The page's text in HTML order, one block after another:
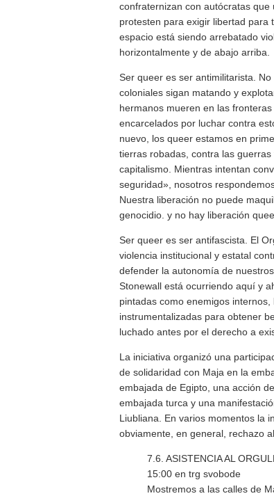
confraternizan con autócratas
protesten para exigir libertad para
espacio está siendo arrebatado
horizontalmente y de abajo arriba.
Ser queer es ser antimilitarista.
coloniales sigan matando y
hermanos mueren en las
encarcelados por luchar contra
nuevo, los queer estamos en
tierras robadas, contra las
capitalismo. Mientras intentan
seguridad», nosotros
Nuestra liberación no puede
genocidio. y no hay liberación
Ser queer es ser antifascista. El
violencia institucional y estatal
defender la autonomía de
Stonewall está ocurriendo aquí y
pintadas como enemigos
instrumentalizadas para obtener
luchado antes por el derecho a
La iniciativa organizó una
de solidaridad con Maja en la
embajada de Egipto, una acción
embajada turca y una
Liubliana. En varios momentos la
obviamente, en general, rechazo
7.6. ASISTENCIA AL
15:00 en trg svobode
Mostremos a las calles de